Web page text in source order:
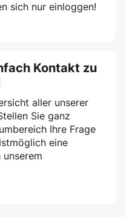
sich nur einloggen!
Kontakt zu
aller unserer
Sie ganz
Ihre Frage
eine